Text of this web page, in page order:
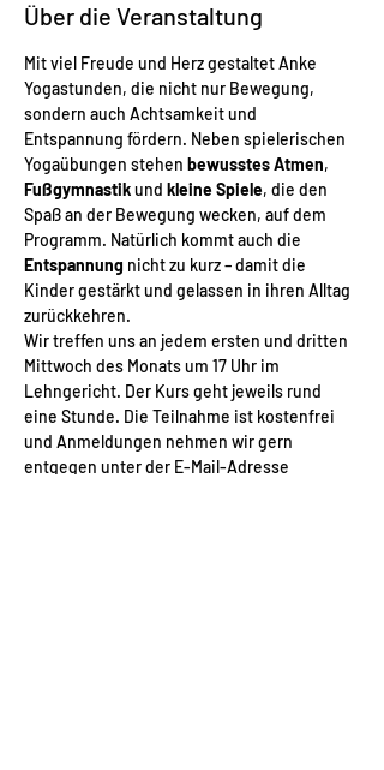
Über die Veranstaltung
Mit viel Freude und Herz gestaltet Anke
Yogastunden, die nicht nur Bewegung,
sondern auch Achtsamkeit und
Entspannung fördern. Neben spielerischen
Yogaübungen stehen bewusstes Atmen,
Fußgymnastik und kleine Spiele, die den
Spaß an der Bewegung wecken, auf dem
Programm. Natürlich kommt auch die
Entspannung nicht zu kurz – damit die
Kinder gestärkt und gelassen in ihren Alltag
zurückkehren.
Wir treffen uns an jedem ersten und dritten
Mittwoch des Monats um 17 Uhr im
Lehngericht. Der Kurs geht jeweils rund
eine Stunde. Die Teilnahme ist kostenfrei
und Anmeldungen nehmen wir gern
entgegen unter der E-Mail-Adresse